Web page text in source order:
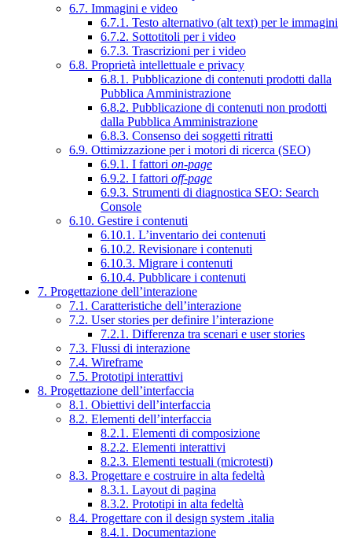
6.7. Immagini e video
6.7.1. Testo alternativo (alt text) per le immagini
6.7.2. Sottotitoli per i video
6.7.3. Trascrizioni per i video
6.8. Proprietà intellettuale e privacy
6.8.1. Pubblicazione di contenuti prodotti dalla
Pubblica Amministrazione
6.8.2. Pubblicazione di contenuti non prodotti
dalla Pubblica Amministrazione
6.8.3. Consenso dei soggetti ritratti
6.9. Ottimizzazione per i motori di ricerca (SEO)
6.9.1. I fattori on-page
6.9.2. I fattori off-page
6.9.3. Strumenti di diagnostica SEO: Search
Console
6.10. Gestire i contenuti
6.10.1. L’inventario dei contenuti
6.10.2. Revisionare i contenuti
6.10.3. Migrare i contenuti
6.10.4. Pubblicare i contenuti
7. Progettazione dell’interazione
7.1. Caratteristiche dell’interazione
7.2. User stories per definire l’interazione
7.2.1. Differenza tra scenari e user stories
7.3. Flussi di interazione
7.4. Wireframe
7.5. Prototipi interattivi
8. Progettazione dell’interfaccia
8.1. Obiettivi dell’interfaccia
8.2. Elementi dell’interfaccia
8.2.1. Elementi di composizione
8.2.2. Elementi interattivi
8.2.3. Elementi testuali (microtesti)
8.3. Progettare e costruire in alta fedeltà
8.3.1. Layout di pagina
8.3.2. Prototipi in alta fedeltà
8.4. Progettare con il design system .italia
8.4.1. Documentazione